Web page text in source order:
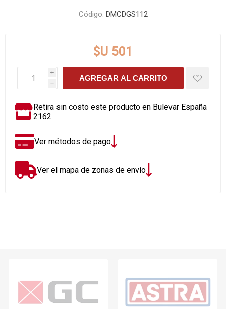
Código: DMCDGS112
$U 501
i
h
AGREGAR AL CARRITO
Retira sin costo este producto en Bulevar España
2162
Ver métodos de pago
Ver el mapa de zonas de envío